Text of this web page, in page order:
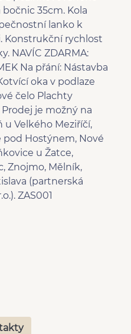
35cm. Kola
lanko k
Konstrukční rychlost
NAVÍC ZDARMA:
Na přání: Nástavba
oka v podlaze
čelo Plachty
je možný na
u Velkého Meziříčí,
pod Hostýnem, Nové
u Žatce,
Znojmo, Mělník,
(partnerská
ZAS001